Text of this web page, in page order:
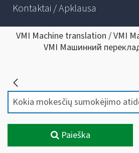
Kontaktai / Apklausa
VMI Machine translation / VMI
VMI Машинний
Paieška